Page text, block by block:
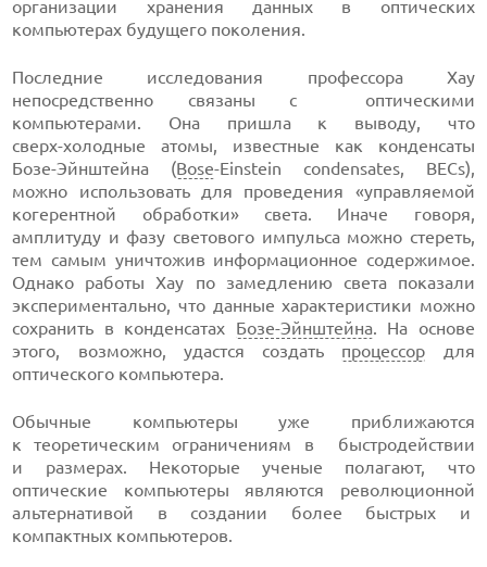
организации хранения данных в оптических
компьютерах будущего поколения.
Последние исследования профессора Хау
непосредственно связаны с оптическими
компьютерами. Она пришла к выводу, что
сверх-холодные атомы, известные как конденсаты
Бозе-Эйнштейна
(Bose-Einstein condensates, BECs),
можно использовать для проведения «управляемой
когерентной обработки» света. Иначе говоря,
амплитуду и фазу светового импульса можно стереть,
тем самым уничтожив информационное содержимое.
Однако работы Хау по замедлению света показали
экспериментально, что данные характеристики можно
сохранить в конденсатах Бозе-Эйнштейна. На основе
этого, возможно, удастся создать процессор для
оптического компьютера.
Обычные компьютеры уже приближаются
к теоретическим ограничениям в быстродействии
и размерах. Некоторые ученые полагают, что
оптические компьютеры являются революционной
альтернативой в создании более быстрых и
компактных компьютеров.